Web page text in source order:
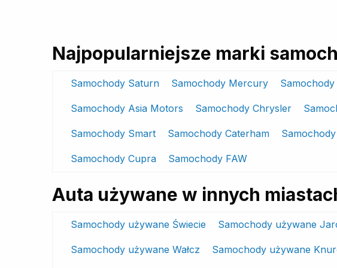
Najpopularniejsze marki
Samochody Saturn Samochody Mercury
Samochody Asia Motors Samochody Chrysler
Samochody Smart Samochody Caterham
Samochody Cupra Samochody FAW
Auta używane w innych
Samochody używane Świecie Samochody używane
Samochody używane Wałcz Samochody używane